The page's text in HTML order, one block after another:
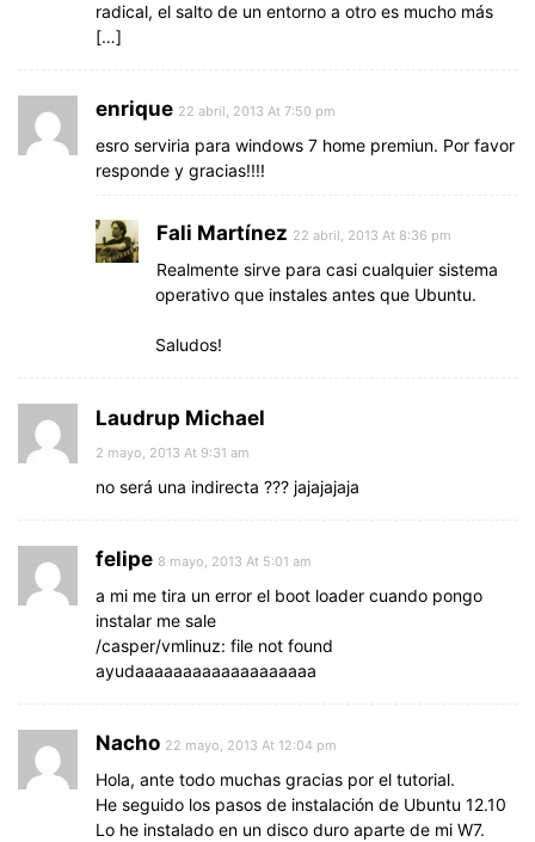
radical, el salto de un entorno a otro es mucho más
[…]
enrique 22 abril, 2013 At 7:50 pm
esro serviria para windows 7 home premiun. Por favor
responde y gracias!!!!
Fali Martínez 22 abril, 2013 At 8:36 pm
Realmente sirve para casi cualquier sistema
operativo que instales antes que Ubuntu.
Saludos!
Laudrup Michael
2 mayo, 2013 At 9:31 am
no será una indirecta ??? jajajajaja
felipe 8 mayo, 2013 At 5:01 am
a mi me tira un error el boot loader cuando pongo
instalar me sale
/casper/vmlinuz: file not found
ayudaaaaaaaaaaaaaaaaaaa
Nacho 22 mayo, 2013 At 12:04 pm
Hola, ante todo muchas gracias por el tutorial.
He seguido los pasos de instalación de Ubuntu 12.10
Lo he instalado en un disco duro aparte de mi W7.